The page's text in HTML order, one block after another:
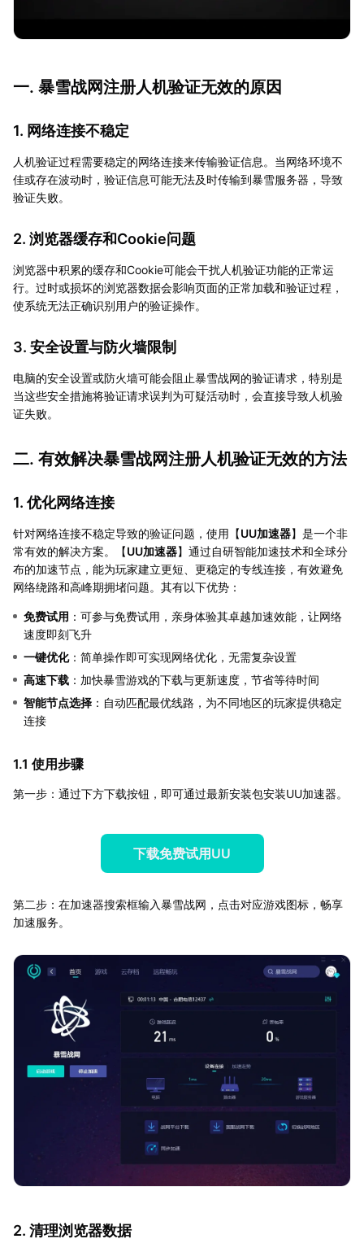
一. 暴雪战网注册人机验证无效的原因
1. 网络连接不稳定
人机验证过程需要稳定的网络连接来传输验证信息。当网络环境不
佳或存在波动时，验证信息可能无法及时传输到暴雪服务器，导致
验证失败。
2. 浏览器缓存和Cookie问题
浏览器中积累的缓存和Cookie可能会干扰人机验证功能的正常运
行。过时或损坏的浏览器数据会影响页面的正常加载和验证过程，
使系统无法正确识别用户的验证操作。
3. 安全设置与防火墙限制
电脑的安全设置或防火墙可能会阻止暴雪战网的验证请求，特别是
当这些安全措施将验证请求误判为可疑活动时，会直接导致人机验
证失败。
二. 有效解决暴雪战网注册人机验证无效的方法
1. 优化网络连接
针对网络连接不稳定导致的验证问题，使用【UU加速器】是一个非
常有效的解决方案。【UU加速器】通过自研智能加速技术和全球分
布的加速节点，能为玩家建立更短、更稳定的专线连接，有效避免
网络绕路和高峰期拥堵问题。其有以下优势：
免费试用 ：可参与免费试用，亲身体验其卓越加速效能，让网络
速度即刻飞升
一键优化：简单操作即可实现网络优化，无需复杂设置
高速下载 ：加快暴雪游戏的下载与更新速度，节省等待时间
智能节点选择 ：自动匹配最优线路，为不同地区的玩家提供稳定
连接
1.1 使用步骤
第一步：通过下方下载按钮，即可通过最新安装包安装UU加速器。
下载免费试用UU
第二步：在加速器搜索框输入暴雪战网，点击对应游戏图标，畅享
加速服务。
2. 清理浏览器数据